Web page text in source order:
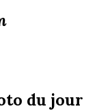
du jour